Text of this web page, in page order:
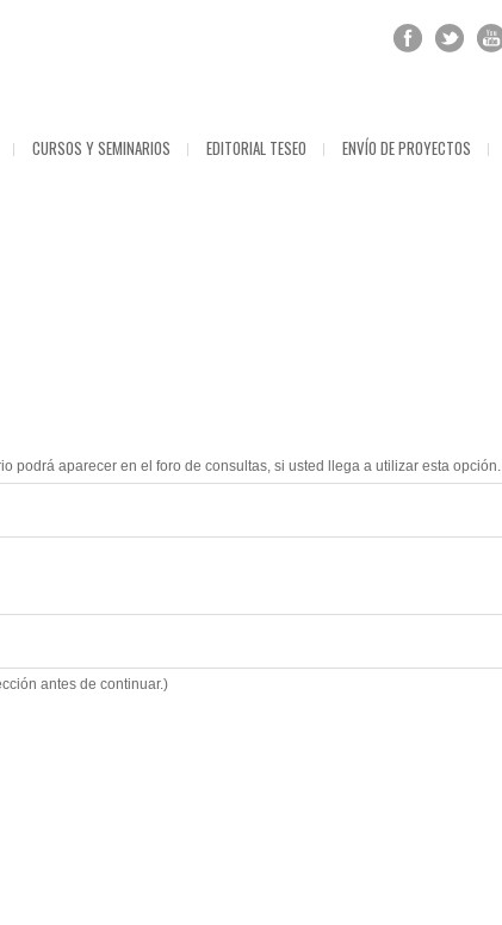
CURSOS Y SEMINARIOS EDITORIAL TESEO ENVÍO DE PROYECTOS
podrá aparecer en el foro de consultas, si usted llega a utilizar esta opción.
antes de continuar.)